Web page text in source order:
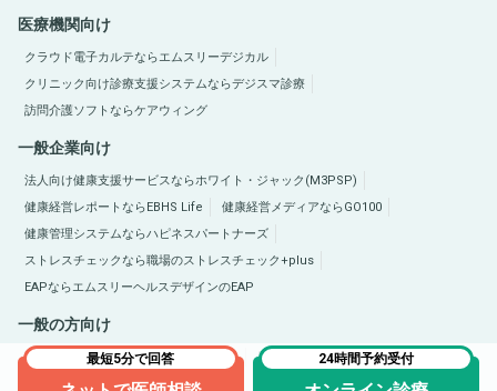
最短5分で回答 24時間予約受付
医療機関向け
クラウド電子カルテならエムスリーデジカル
クリニック向け診療支援システムならデジスマ診療
訪問介護ソフトならケアウィング
一般企業向け
法人向け健康支援サービスならホワイト・ジャック(M3PSP)
健康経営レポートならEBHS Life
健康経営メディアならGO100
健康管理システムならハピネスパートナーズ
ストレスチェックなら職場のストレスチェック+plus
EAPならエムスリーヘルスデザインのEAP
一般の方向け
医療総合サイトQLife（キューライフ） 肥満症総合サイトならひまんラボ